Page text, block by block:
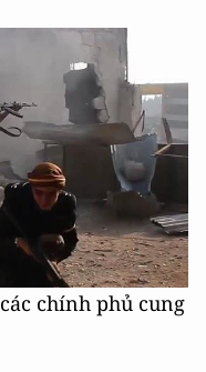
chính phủ cung